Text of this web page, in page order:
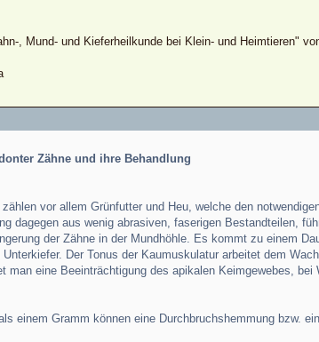
, Mund- und Kieferheilkunde bei Klein- und Heimtieren"
Zähne und ihre Behandlung
vor allem Grünfutter und Heu, welche den
dagegen aus wenig abrasiven, faserigen Bestandteilen,
der Zähne in der Mundhöhle. Es kommt zu einem
Der Tonus der Kaumuskulatur arbeitet dem
man eine Beeinträchtigung des apikalen Keimgewebes,
einem Gramm können eine Durchbruchshemmung bzw.